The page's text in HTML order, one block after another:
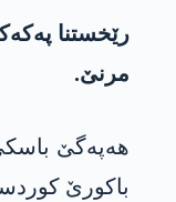
رێخستنا
مرنێ.
باكورێ